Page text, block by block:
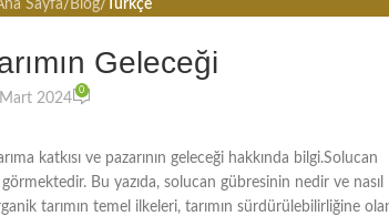
Sayfa/ Blog/ Türkçe
Geleceği
2024
0
katkısı ve pazarının geleceği hakkında bilgi.Solucan
Bu yazıda, solucan gübresinin nedir ve nasıl
tarımın temel ilkeleri, tarımın sürdürülebilirliğine